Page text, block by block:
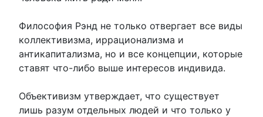
Философия Рэнд не только отвергает все виды
коллективизма, иррационализма и
антикапитализма, но и все концепции, которые
ставят что-либо выше интересов индивида.
Объективизм утверждает, что существует
лишь разум отдельных людей и что только у